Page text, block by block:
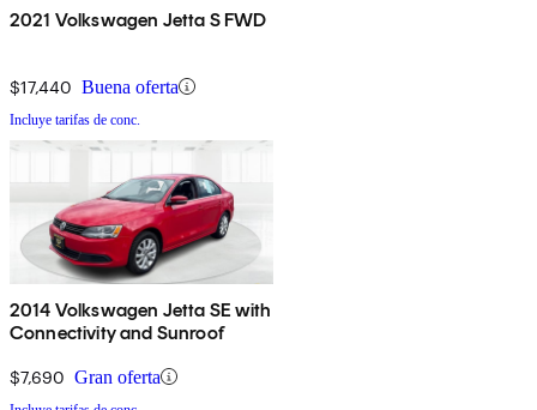
2021 Volkswagen Jetta S FWD
$17,440 Buena oferta
Incluye tarifas de conc.
2014 Volkswagen Jetta SE with
Connectivity and Sunroof
$7,690 Gran oferta